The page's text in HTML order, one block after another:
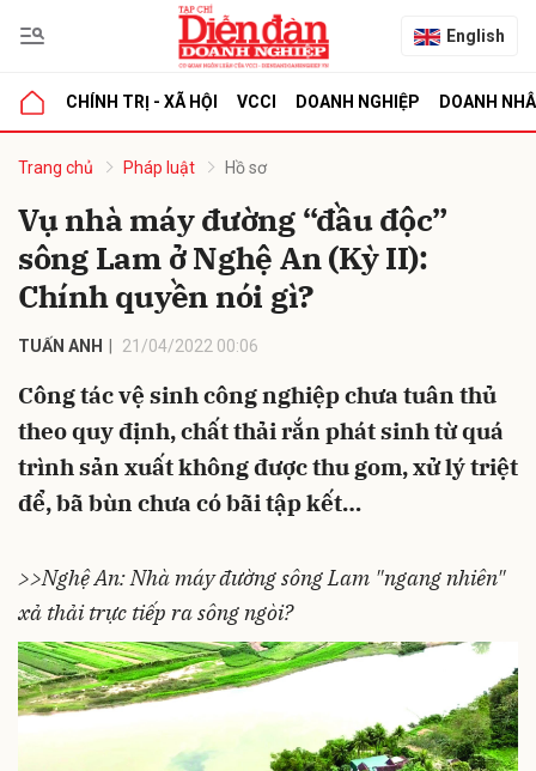
English
CHÍNH TRỊ - XÃ HỘI VCCI DOANH NGHIỆP DOANH
Trang chủ Pháp luật Hồ sơ
Vụ nhà máy đường “đầu độc”
sông Lam ở Nghệ An (Kỳ II):
Chính quyền nói gì?
TUẤN ANH 21/04/2022 00:06
Công tác vệ sinh công nghiệp chưa tuân thủ
theo quy định, chất thải rắn phát sinh từ quá
trình sản xuất không được thu gom, xử lý triệt
để, bã bùn chưa có bãi tập kết…
>>Nghệ An: Nhà máy đường sông Lam "ngang nhiên"
xả thải trực tiếp ra sông ngòi?
luận
Hủy